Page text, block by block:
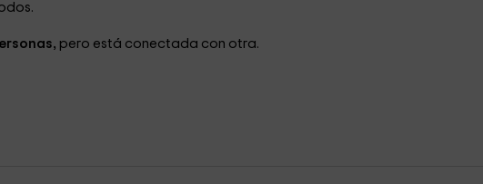
pero está conectada con otra.